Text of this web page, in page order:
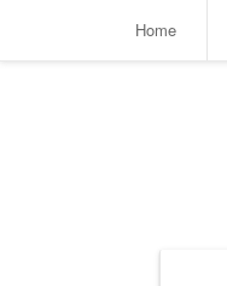
Home